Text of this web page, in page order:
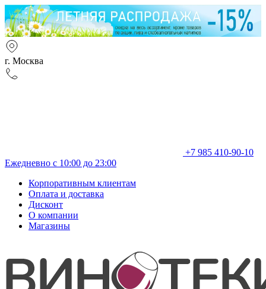
г. Москва
+7 985 410-90-10
Ежедневно с 10:00 до 23:00
Корпоративным клиентам
Оплата и доставка
Дисконт
О компании
Магазины